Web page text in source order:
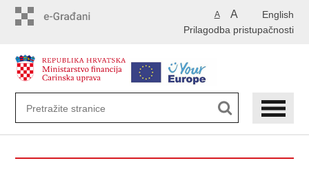
English
A A
Prilagodba pristupačnosti